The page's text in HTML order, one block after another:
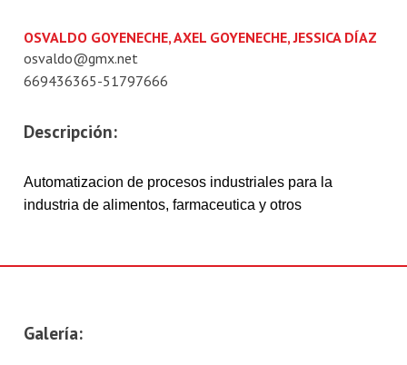
OSVALDO GOYENECHE, AXEL GOYENECHE, JESSICA DÍAZ
osvaldo@gmx.net
669436365-51797666
Descripción:
Automatizacion de procesos industriales para la
industria de alimentos, farmaceutica y otros
Galería: